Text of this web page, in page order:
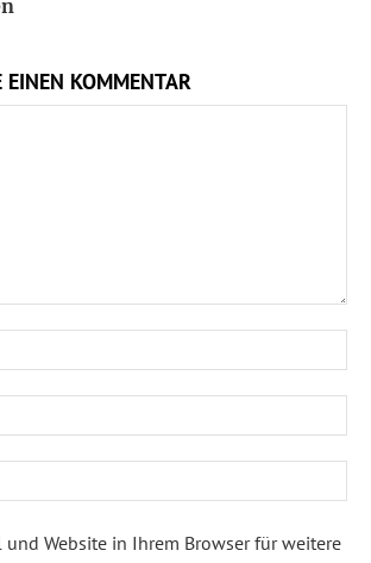
EINEN KOMMENTAR
und Website in Ihrem Browser für weitere